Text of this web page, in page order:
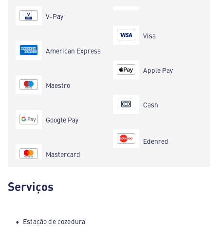
V-Pay
American Express
Maestro
Google Pay
Mastercard
Visa
Apple Pay
Cash
Edenred
Serviços
Estação de cozedura